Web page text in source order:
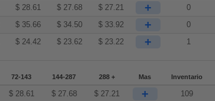
$ 28.61 $ 27.68 $ 27.21 +
0
$ 35.66 $ 34.50 $ 33.92 +
0
$ 24.42 $ 23.62 $ 23.22 + 1
72-143 144-287 288 + Mas Inventario
$ 28.61 $ 27.68 $ 27.21 + 109